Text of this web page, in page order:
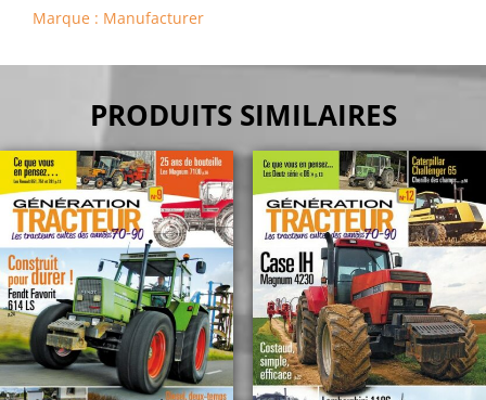
Marque : Manufacturer
PRODUITS SIMILAIRES